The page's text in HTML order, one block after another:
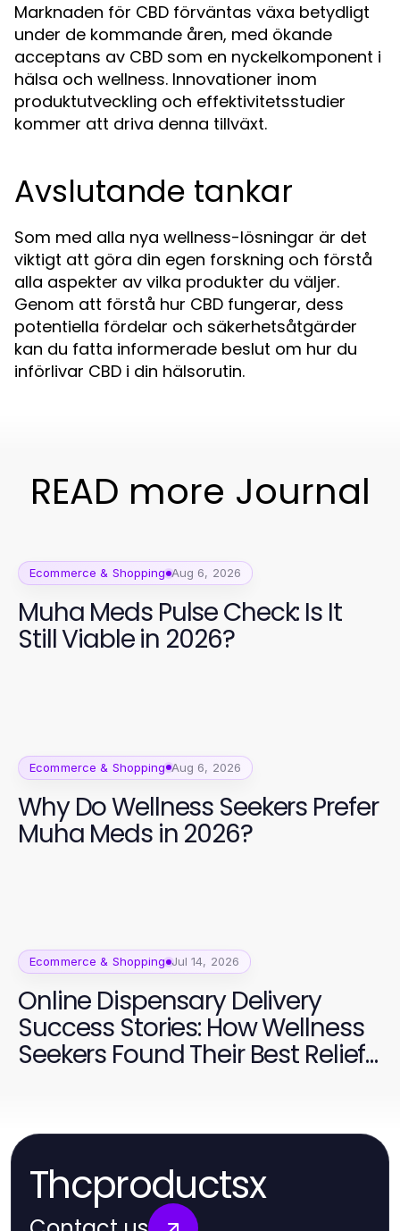
Marknaden för CBD förväntas växa betydligt
under de kommande åren, med ökande
acceptans av CBD som en nyckelkomponent i
hälsa och wellness. Innovationer inom
produktutveckling och effektivitetsstudier
kommer att driva denna tillväxt.
Avslutande tankar
Som med alla nya wellness-lösningar är det
viktigt att göra din egen forskning och förstå
alla aspekter av vilka produkter du väljer.
Genom att förstå hur CBD fungerar, dess
potentiella fördelar och säkerhetsåtgärder
kan du fatta informerade beslut om hur du
införlivar CBD i din hälsorutin.
READ more Journal
Ecommerce & Shopping Aug 6, 2026
Muha Meds Pulse Check: Is It
Still Viable in 2026?
Ecommerce & Shopping Aug 6, 2026
Why Do Wellness Seekers Prefer
Muha Meds in 2026?
Ecommerce & Shopping Jul 14, 2026
Online Dispensary Delivery
Success Stories: How Wellness
Seekers Found Their Best Relief
Thcproductsx